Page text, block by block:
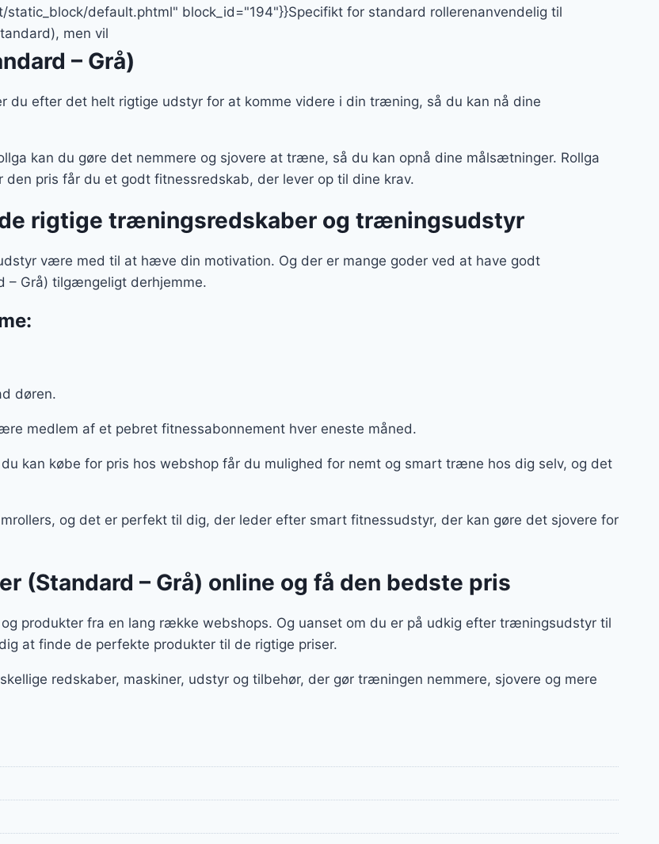
default.phtml" block_id="194"}}Specifikt for standard rollerenanvendelig til
men vil
– Grå)
efter det helt rigtige udstyr for at komme videre i din træning, så du kan nå dine
kan du gøre det nemmere og sjovere at træne, så du kan opnå dine målsætninger. Rollga
pris får du et godt fitnessredskab, der lever op til dine krav.
rigtige træningsredskaber og træningsudstyr
være med til at hæve din motivation. Og der er mange goder ved at have godt
– Grå) tilgængeligt derhjemme.
døren.
medlem af et pebret fitnessabonnement hver eneste måned.
kan købe for pris hos webshop får du mulighed for nemt og smart træne hos dig selv, og det
og det er perfekt til dig, der leder efter smart fitnessudstyr, der kan gøre det sjovere for
(Standard – Grå) online og få den bedste pris
produkter fra en lang række webshops. Og uanset om du er på udkig efter træningsudstyr til
at finde de perfekte produkter til de rigtige priser.
redskaber, maskiner, udstyr og tilbehør, der gør træningen nemmere, sjovere og mere